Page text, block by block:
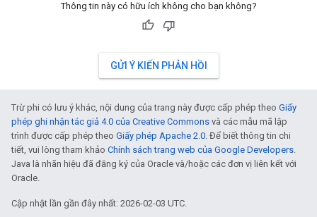
Thông tin này có hữu ích không cho bạn không?
GỬI Ý KIẾN PHẢN HỒI
Trừ phi có lưu ý khác, nội dung của trang này được cấp phép theo Giấy
phép ghi nhận tác giả 4.0 của Creative Commons và các mẫu mã lập
trình được cấp phép theo Giấy phép Apache 2.0. Để biết thông tin chi
tiết, vui lòng tham khảo Chính sách trang web của Google Developers.
Java là nhãn hiệu đã đăng ký của Oracle và/hoặc các đơn vị liên kết với
Oracle.
Cập nhật lần gần đây nhất: 2026-02-03 UTC.